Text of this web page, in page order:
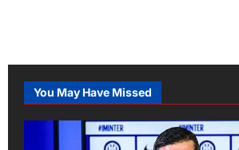
You May Have Missed